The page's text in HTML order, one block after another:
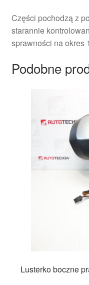
Części pochodzą z
starannie
sprawności na okres
Podobne
Lusterko boczne